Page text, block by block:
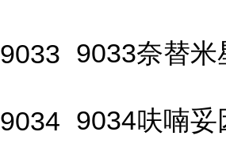
9033 9033奈替米
9034 9034呋喃妥